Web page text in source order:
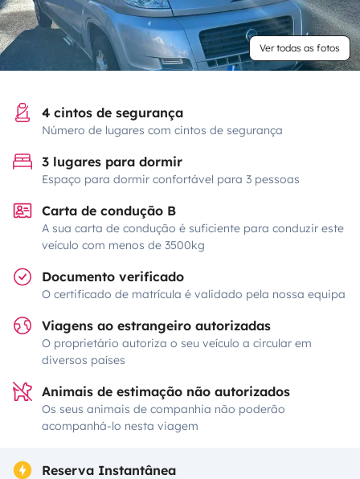
Ver todas as fotos
4 cintos de segurança
Número de lugares com cintos de segurança
3 lugares para dormir
Espaço para dormir confortável para 3 pessoas
Carta de condução B
A sua carta de condução é suficiente para conduzir este
veículo com menos de 3500kg
Documento verificado
O certificado de matrícula é validado pela nossa equipa
Viagens ao estrangeiro autorizadas
O proprietário autoriza o seu veículo a circular em
diversos países
Animais de estimação não autorizados
Os seus animais de companhia não poderão
acompanhá-lo nesta viagem
Reserva Instantânea